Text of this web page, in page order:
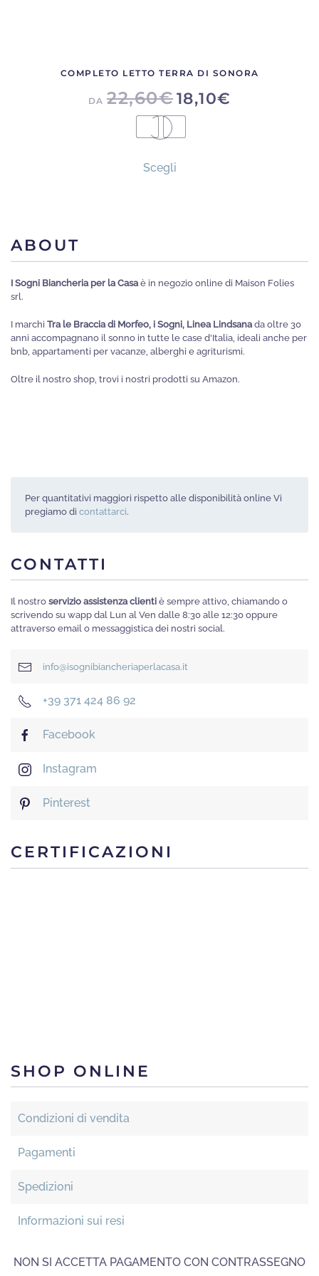
COMPLETO LETTO TERRA DI SONORA
DA 22,60€18,10€
Scegliprodotto
scelte
nella
pagina
ABOUT
I Sogni Biancheria per la Casa è in negozio online di Maison Folies
srl.
I marchi Tra le Braccia di Morfeo, i Sogni, Linea Lindsana da oltre 30
anni accompagnano il sonno in tutte le case d'Italia, ideali anche per
bnb, appartamenti per vacanze, alberghi e agriturismi.
Oltre il nostro shop, trovi i nostri prodotti su Amazon.
Per quantitativi maggiori rispetto alle disponibilità online Vi
pregiamo di contattarci.
CONTATTI
Il nostro servizio assistenza clienti è sempre attivo, chiamando o
scrivendo su wapp dal Lun al Ven dalle 8:30 alle 12:30 oppure
attraverso email o messaggistica dei nostri social.
info@isognibiancheriaperlacasa.it
+39 371 424 86 92
Facebook
Instagram
Pinterest
CERTIFICAZIONI
SHOP ONLINE
Condizioni di vendita
Pagamenti
Spedizioni
Informazioni sui resi
NON SI ACCETTA PAGAMENTO CON CONTRASSEGNO